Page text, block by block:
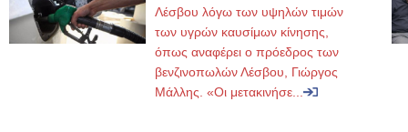
Λέσβου λόγω των υψηλών τιμών
των υγρών καυσίμων κίνησης,
όπως αναφέρει ο πρόεδρος των
βενζινοπωλών Λέσβου, Γιώργος
Μάλλης. «Οι μετακινήσε...